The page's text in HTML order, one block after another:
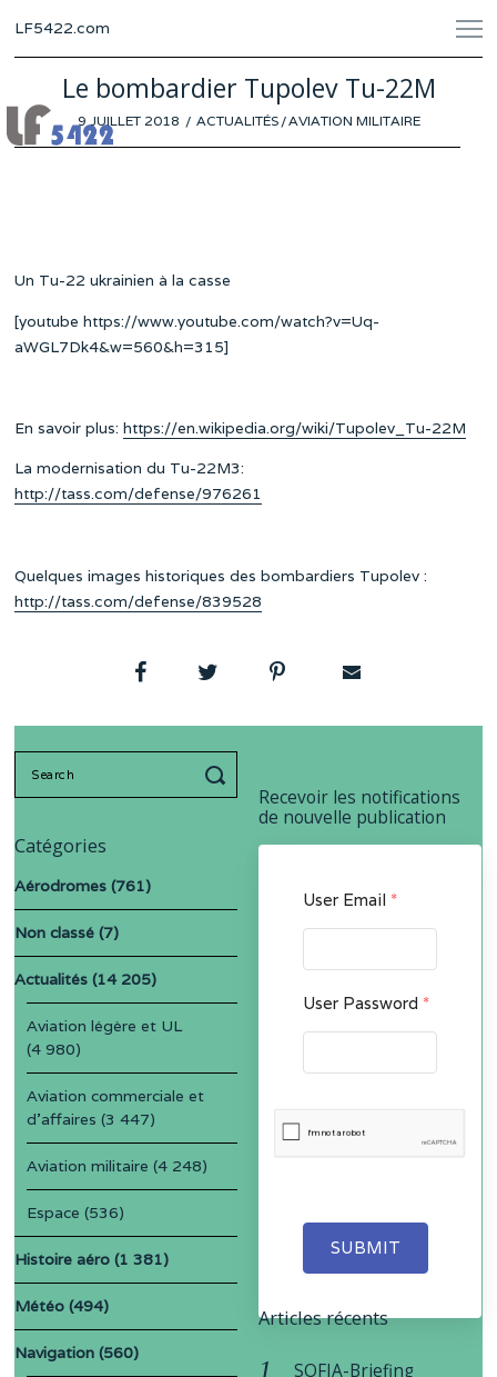
LF5422.com
Le bombardier Tupolev Tu-22M
POSTED
ON
9 JUILLET 2018 ACTUALITÉS /AVIATION MILITAIRE
Un Tu-22 ukrainien à la casse
[youtube https://www.youtube.com/watch?v=Uq-
aWGL7Dk4&w=560&h=315]
En savoir plus:https://en.wikipedia.org/wiki/Tupolev_Tu-22M
La modernisation du Tu-22M3:
http://tass.com/defense/976261
Quelques images historiques des bombardiers Tupolev :
http://tass.com/defense/839528
Recevoir les notifications
de nouvelle publication
User Email *
User Password *
SUBMIT
Catégories
Aérodromes (761)
Non classé (7)
Actualités (14 205)
Aviation légère et UL
(4 980)
Aviation commerciale et
d'affaires (3 447)
Aviation militaire (4 248)
Espace (536)
Histoire aéro (1 381)
Météo (494)
Navigation (560)
Articles récents
SOFIA-Briefing